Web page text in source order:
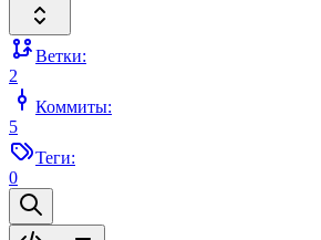
Ветки:
2
Коммиты:
5
Теги:
0